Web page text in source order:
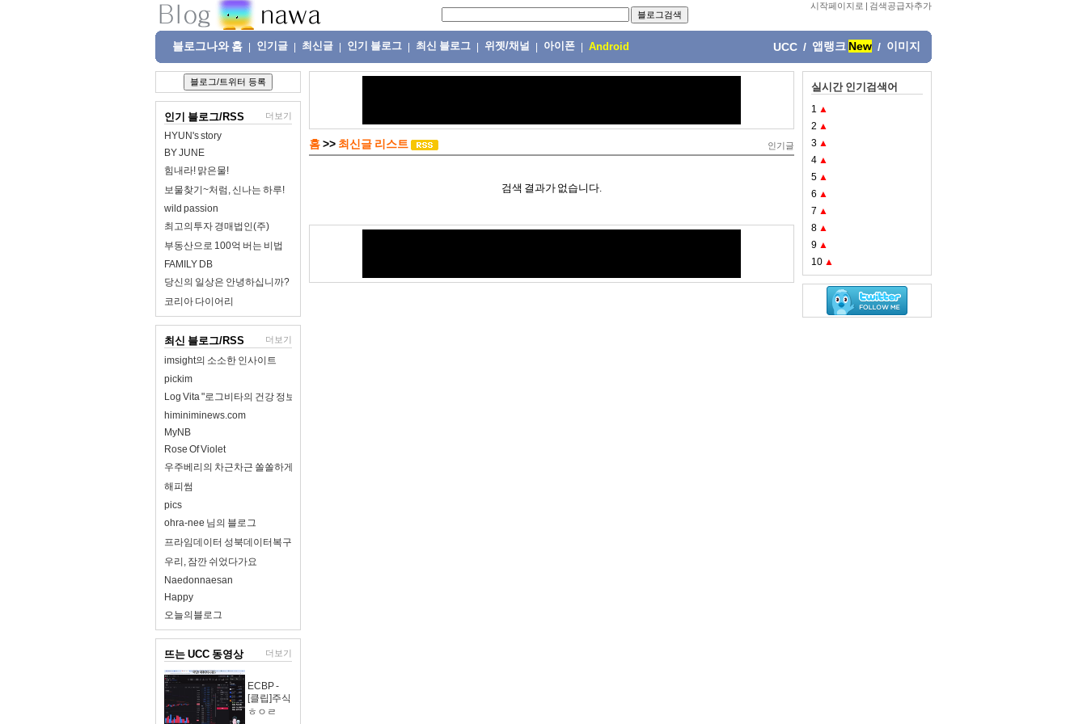
시작페이지로 | 검색공급자추가
블로그나와 홈 인기글 최신글 인기 블로그 최신 블로그 위젯/채널 아이폰 Android UCC / 앱랭크 New / 이미지
인기 블로그/RSS 더보기
HYUN's story
BY JUNE
힘내라! 맑은물!
보물찾기~처럼, 신나는 하루!
wild passion
최고의투자 경매법인(주)
부동산으로 100억 버는 비법
FAMILY DB
당신의 일상은 안녕하십니까?
코리아 다이어리
최신 블로그/RSS 더보기
imsight의 소소한 인사이트
pickim
Log Vita "로그비타의 건강 정보 완전 정리"
himiniminews.com
MyNB
Rose Of Violet
우주베리의 차근차근 쏠쏠하게
해피썸
pics
ohra-nee 님의 블로그
프라임데이터 성북데이터복구
우리, 잠깐 쉬었다가요
Naedonnaesan
Happy
오늘의블로그
뜨는 UCC 동영상 더보기
ECBP -
[클립]주식
ㅎㅇㄹ
홈>> 최신글 리스트 인기글
검색 결과가 없습니다.
실시간 인기검색어
1 ▲
2 ▲
3 ▲
4 ▲
5 ▲
6 ▲
7 ▲
8 ▲
9 ▲
10 ▲